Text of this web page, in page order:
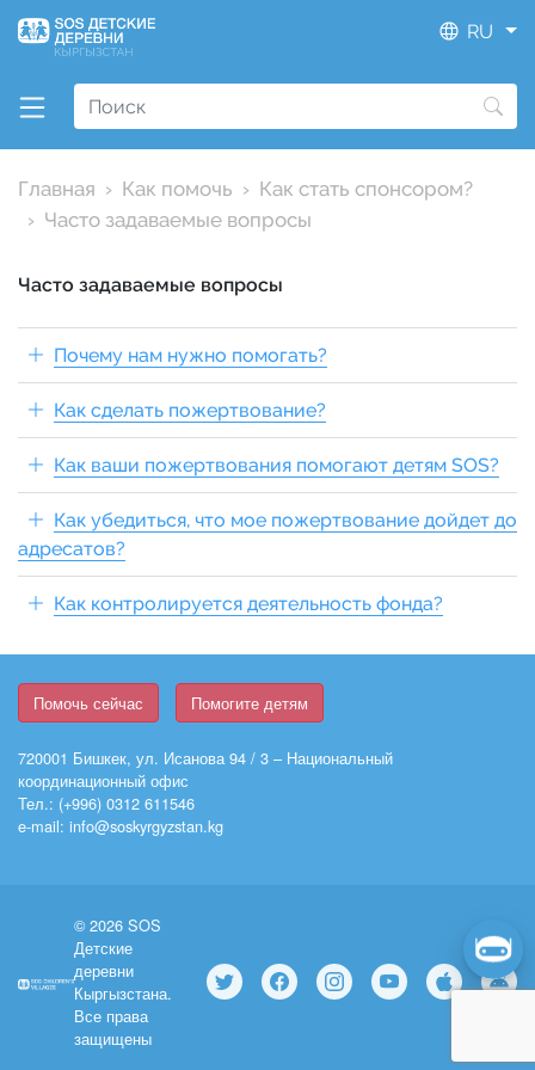
RU
Главная Как помочь
Как стать спонсором?
Часто задаваемые вопросы
Часто задаваемые вопросы
Почему нам нужно помогать?
Как сделать пожертвование?
Как ваши пожертвования помогают детям SOS?
Как убедиться, что мое пожертвование дойдет до
адресатов?
Как контролируется деятельность фонда?
Помочь сейчас Помогите детям
720001 Бишкек, ул. Исанова 94 / 3 – Национальный
координационный офис
Тел.: (+996) 0312 611546
e-mail: info@soskyrgyzstan.kg
© 2026 SOS
Детские
деревни
Кыргызстана.
Все права
защищены